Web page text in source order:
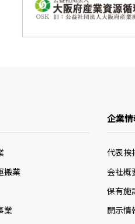
搬業
業
企業
代表挨
会社概
保有施
開示情